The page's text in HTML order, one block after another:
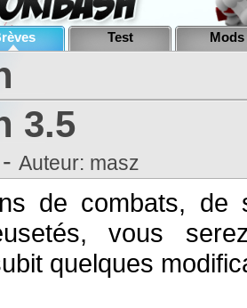
Test Mods
3.5
- Auteur: masz
de combats, de
vous
quelques